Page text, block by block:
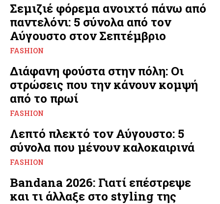
Σεμιζιέ φόρεμα ανοιχτό πάνω από
παντελόνι: 5 σύνολα από τον
Αύγουστο στον Σεπτέμβριο
FASHION
Διάφανη φούστα στην πόλη: Οι
στρώσεις που την κάνουν κομψή
από το πρωί
FASHION
Λεπτό πλεκτό τον Αύγουστο: 5
σύνολα που μένουν καλοκαιρινά
FASHION
Bandana 2026: Γιατί επέστρεψε
και τι άλλαξε στο styling της